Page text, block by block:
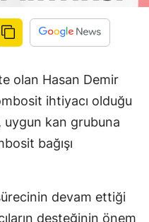
olan Hasan Demir
ihtiyacı olduğu
uygun kan grubuna
bağışı
devam ettiği
desteğinin önem